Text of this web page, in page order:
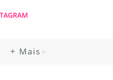
+ Mais